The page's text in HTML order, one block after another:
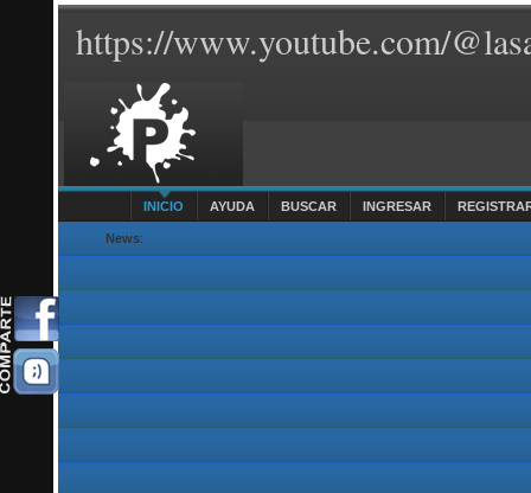
https://www.youtube.com/
INICIO AYUDA BUSCAR INGRESAR
News: